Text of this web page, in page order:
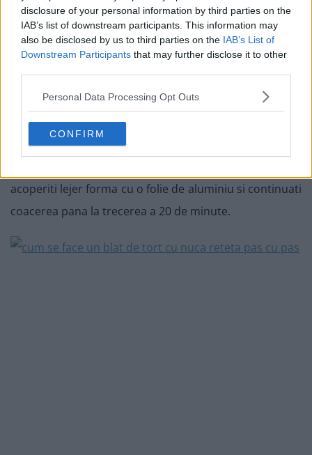
disclosure of your personal information by third parties on the
IAB’s list of downstream participants. This information may
also be disclosed by us to third parties on the IAB’s List of
Downstream Participants that may further disclose it to other
Personal Data Processing Opt Outs
CONFIRM
6. Se toarna imediat compozitia in forma dinainte
pregatita, se niveleaza si se da la copt in cuptorul
preincalzit la 170 de grade Celsius la o inaltime medie.
acoperiti lejer forma cu o folie de aluminiu si continuati
coacerea pana la trecerea a 20 de minute.